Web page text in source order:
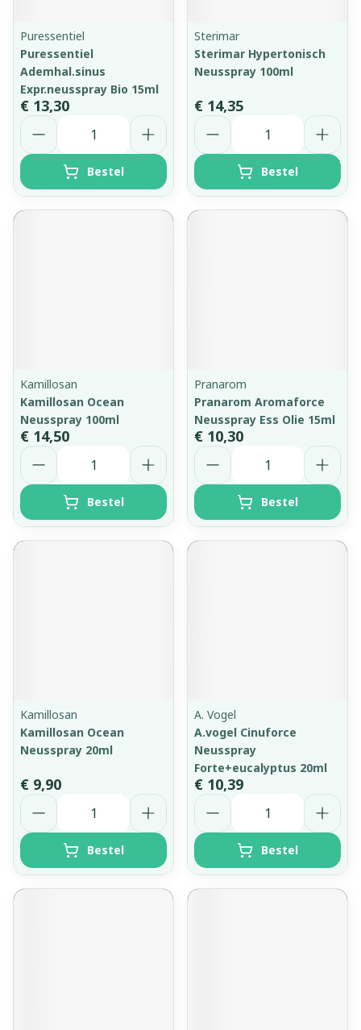
Puressentiel
Puressentiel
Ademhal.sinus
Expr.neusspray Bio 15ml
€ 13,30
Aantal
Bestel
Sterimar
Sterimar Hypertonisch
Neusspray 100ml
€ 14,35
Aantal
Bestel
Kamillosan
Kamillosan Ocean
Neusspray 100ml
€ 14,50
Aantal
Bestel
Pranarom
Pranarom Aromaforce
Neusspray Ess Olie 15ml
€ 10,30
Aantal
Bestel
Kamillosan
Kamillosan Ocean
Neusspray 20ml
€ 9,90
Aantal
Bestel
A. Vogel
A.vogel Cinuforce
Neusspray
Forte+eucalyptus 20ml
€ 10,39
Aantal
Bestel